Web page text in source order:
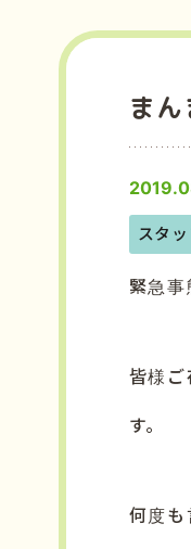
ま
スタ
緊急事
皆様ご
す。
何度も